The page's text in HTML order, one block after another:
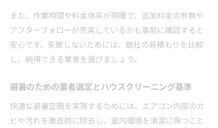
また、作業時間や料金体系が明確で、追加料金の有無や
アフターフォローが充実しているかも事前に確認すると
安心です。失敗しないためには、数社の見積もりを比較
し、納得できる業者を選びましょう。
避暑のための業者選定とハウスクリーニング基準
快適な避暑空間を実現するためには、エアコン内部のカ
ビや汚れを徹底的に除去し、室内環境を清潔に保つこと